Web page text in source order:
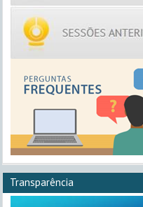
Transparência